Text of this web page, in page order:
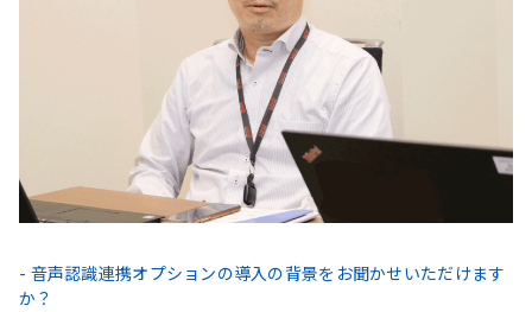
- 音声認識連携オプションの導入の背景をお聞かせいただけます
か？